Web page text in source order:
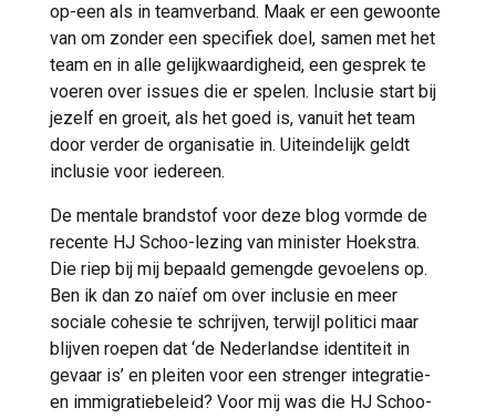
op-een als in teamverband. Maak er een gewoonte
van om zonder een specifiek doel, samen met het
team en in alle gelijkwaardigheid, een gesprek te
voeren over issues die er spelen. Inclusie start bij
jezelf en groeit, als het goed is, vanuit het team
door verder de organisatie in. Uiteindelijk geldt
inclusie voor iedereen.
De mentale brandstof voor deze blog vormde de
recente HJ Schoo-lezing van minister Hoekstra.
Die riep bij mij bepaald gemengde gevoelens op.
Ben ik dan zo naïef om over inclusie en meer
sociale cohesie te schrijven, terwijl politici maar
blijven roepen dat ‘de Nederlandse identiteit in
gevaar is’ en pleiten voor een strenger integratie-
en immigratiebeleid? Voor mij was die HJ Schoo-